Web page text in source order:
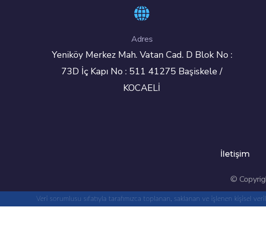
Adres
Yeniköy Merkez Mah. Vatan Cad. D Blok No :
73D İç Kapı No : 511 41275 Başiskele /
KOCAELİ
İletişim
©
Veri sorumlusu sıfatıyla tarafımızca toplanan, saklanan ve işlenen kişisel